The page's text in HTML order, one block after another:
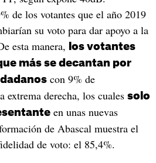
de los votantes que el año 2019
su voto para dar apoyo a la
esta manera,
los votantes
más se decantan por
con 9% de
extrema derecha, los cuales solo
en unas nuevas
de Abascal muestra el
de voto: el 85,4%.